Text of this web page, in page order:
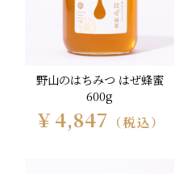
野山のはちみつ はぜ蜂蜜
600g
￥4,847 （税込）